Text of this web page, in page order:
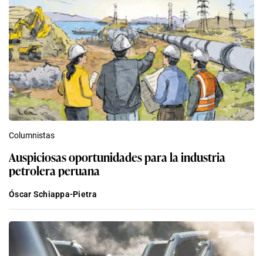
Columnistas
Auspiciosas oportunidades para la industria
petrolera peruana
Óscar Schiappa-Pietra